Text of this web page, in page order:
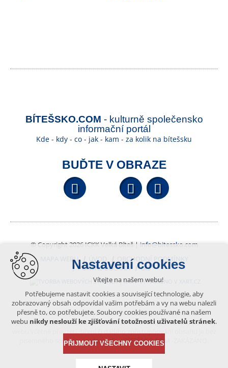
BÍTEŠSKO.COM - kulturně společensko
informační portál
Kde - kdy - co - jak - kam - za kolik na bítešsku
BUĎTE V OBRAZE
Facebook YouTube
© Copyright 2026 ICKK Velká Bíteš | info@bitessko.com
MAPA WEBU
ÚVOD
OBCHODNÍ PODMÍNKY
PORTÁL OBČANA
GIS
VYTVOŘENO V XART.CZ
Obsah tohoto portálu je chráněn autorským právem, které
vykonává vydavatel. Jakékoliv užití článků a fotografií z této podoby
písemného souhlasu vydavatele – BÍTEŠSKO.COM -ZAKÁZÁNO.
Nastavení cookies
Vítejte na našem webu!
Potřebujeme nastavit cookies a související technologie, aby
zobrazovaný obsah odpovídal vašim potřebám a vy na webu nalezli
přesně to, co potřebujete. Soubory cookies používané na našem
webu nikdy neslouží ke zjišťování totožnosti uživatelů stránek.
PŘIJMOUT VŠECHNY COOKIES